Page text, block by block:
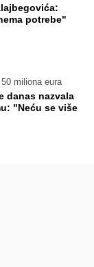
potrebe"
miliona eura
danas nazvala
"Neću se više